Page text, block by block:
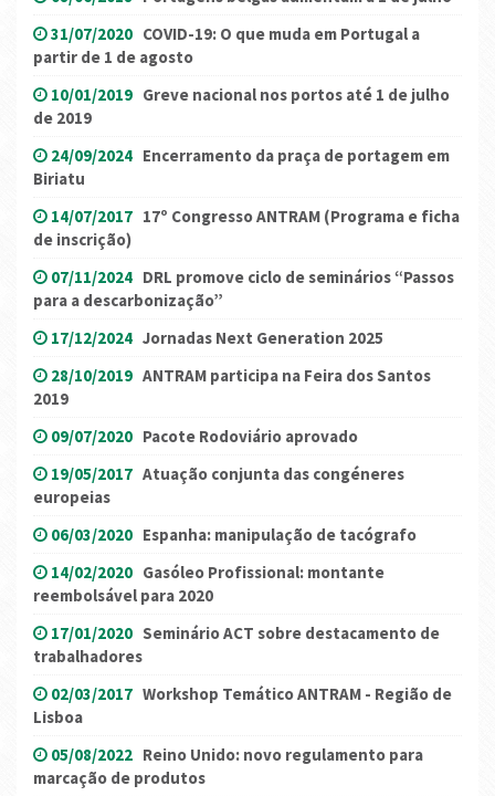
31/07/2020 COVID-19: O que muda em Portugal a
partir de 1 de agosto
10/01/2019 Greve nacional nos portos até 1 de julho
de 2019
24/09/2024 Encerramento da praça de portagem em
Biriatu
14/07/2017 17º Congresso ANTRAM (Programa e ficha
de inscrição)
07/11/2024 DRL promove ciclo de seminários “Passos
para a descarbonização”
17/12/2024 Jornadas Next Generation 2025
28/10/2019 ANTRAM participa na Feira dos Santos
2019
09/07/2020 Pacote Rodoviário aprovado
19/05/2017 Atuação conjunta das congéneres
europeias
06/03/2020 Espanha: manipulação de tacógrafo
14/02/2020 Gasóleo Profissional: montante
reembolsável para 2020
17/01/2020 Seminário ACT sobre destacamento de
trabalhadores
02/03/2017 Workshop Temático ANTRAM - Região de
Lisboa
05/08/2022 Reino Unido: novo regulamento para
marcação de produtos